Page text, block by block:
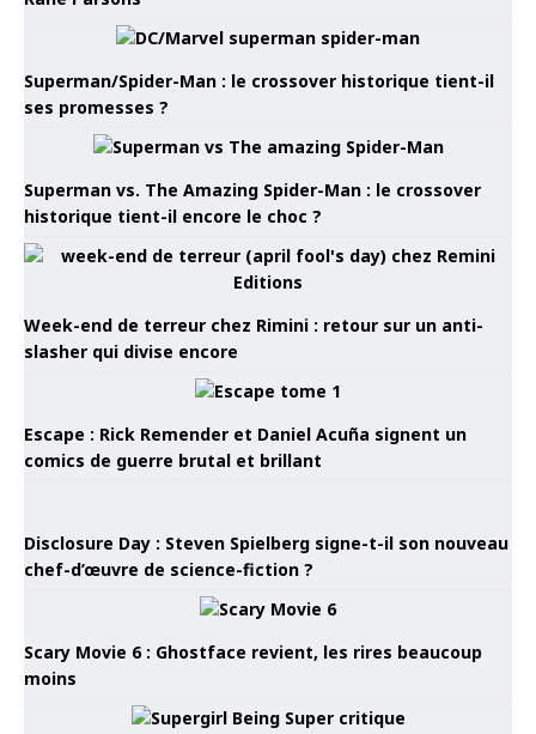
Superman/Spider-Man : le crossover historique tient-il
ses promesses ?
Superman vs. The Amazing Spider-Man : le crossover
historique tient-il encore le choc ?
Week-end de terreur chez Rimini : retour sur un anti-
slasher qui divise encore
Escape : Rick Remender et Daniel Acuña signent un
comics de guerre brutal et brillant
Disclosure Day : Steven Spielberg signe-t-il son nouveau
chef-d’œuvre de science-fiction ?
Scary Movie 6 : Ghostface revient, les rires beaucoup
moins